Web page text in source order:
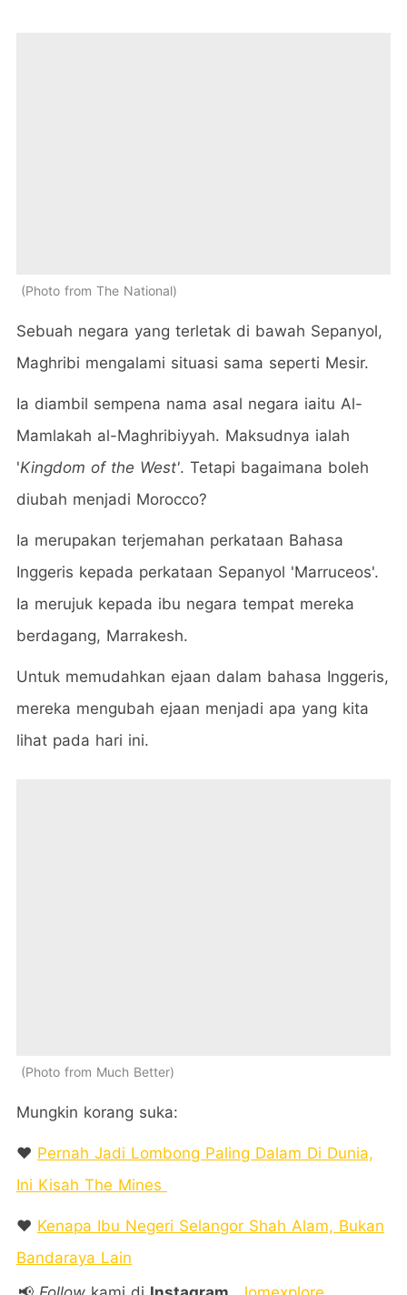
Photo from The National
Sebuah negara yang terletak di bawah Sepanyol,
Maghribi mengalami situasi sama seperti Mesir.
Ia diambil sempena nama asal negara iaitu Al-
Mamlakah al-Maghribiyyah. Maksudnya ialah
'Kingdom of the West'. Tetapi bagaimana boleh
diubah menjadi Morocco?
Ia merupakan terjemahan perkataan Bahasa
Inggeris kepada perkataan Sepanyol 'Marruceos'.
Ia merujuk kepada ibu negara tempat mereka
berdagang, Marrakesh.
Untuk memudahkan ejaan dalam bahasa Inggeris,
mereka mengubah ejaan menjadi apa yang kita
lihat pada hari ini.
Photo from Much Better
Mungkin korang suka:
❤️ Pernah Jadi Lombong Paling Dalam Di Dunia,
Ini Kisah The Mines
❤️ Kenapa Ibu Negeri Selangor Shah Alam, Bukan
Bandaraya Lain